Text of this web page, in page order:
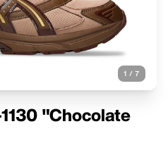
1 / 7
"Chocolate